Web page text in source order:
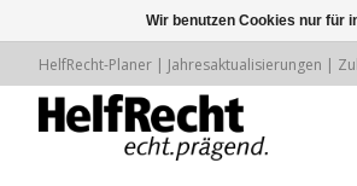
HelfRecht-Planer | Jahresaktualisierungen |
Wir benutzen Cookies nur für